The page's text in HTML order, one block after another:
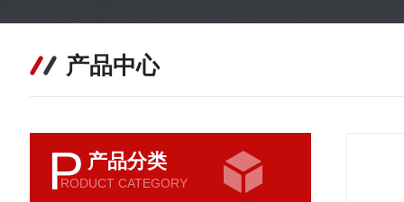
产品中心
P 产品分类
RODUCT CATEGORY